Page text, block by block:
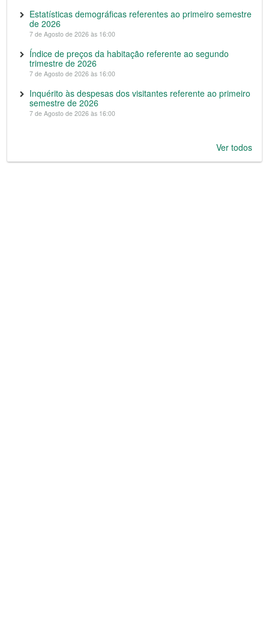
Estatísticas demográficas referentes ao primeiro semestre
de 2026
7 de Agosto de 2026 às 16:00
Índice de preços da habitação referente ao segundo
trimestre de 2026
7 de Agosto de 2026 às 16:00
Inquérito às despesas dos visitantes referente ao primeiro
semestre de 2026
7 de Agosto de 2026 às 16:00
Ver todos